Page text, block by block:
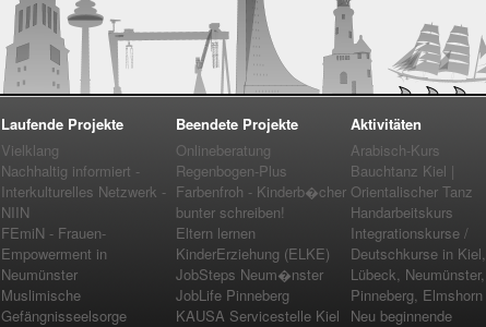
Laufende Projekte
Vielklang
Nachhaltig informiert -
Interkulturelles Netzwerk -
NIIN
FEmiN - Frauen-
Empowerment in
Neumünster
Muslimische
Gefängnisseelsorge
Beendete Projekte
Onlineberatung
Regenbogen-Plus
Farbenfroh - Kinderb�cher
bunter schreiben!
Eltern lernen
KinderErziehung (ELKE)
JobSteps Neum�nster
JobLife Pinneberg
KAUSA Servicestelle Kiel
Aktivitäten
Arabisch-Kurs
Bauchtanz Kiel |
Orientalischer Tanz
Handarbeitskurs
Integrationskurse /
Deutschkurse in Kiel,
Lübeck, Neumünster,
Pinneberg, Elmshorn
Neu beginnende